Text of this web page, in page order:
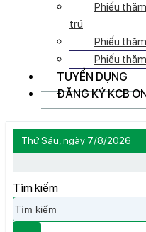
Phiếu
trú
Phiếu
Phiếu
TUYỂN DỤNG
ĐĂNG KÝ KCB
Thứ Sáu, ngày 7/8/2026
Tìm kiếm